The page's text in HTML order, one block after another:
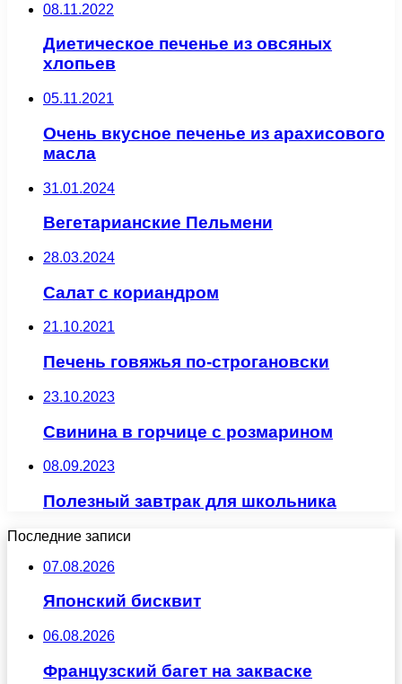
08.11.2022
Диетическое печенье из овсяных
хлопьев
05.11.2021
Очень вкусное печенье из арахисового
масла
31.01.2024
Вегетарианские Пельмени
28.03.2024
Салат с кориандром
21.10.2021
Печень говяжья по-строгановски
23.10.2023
Свинина в горчице с розмарином
08.09.2023
Полезный завтрак для школьника
Последние записи
07.08.2026
Японский бисквит
06.08.2026
Французский багет на закваске